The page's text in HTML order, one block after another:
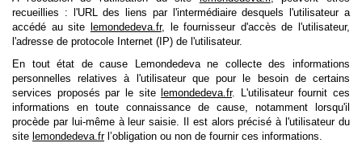
recueillies : l'URL des liens par l'intermédiaire desquels l'utilisateur a
accédé au site lemondedeva.fr, le fournisseur d'accès de l'utilisateur,
l'adresse de protocole Internet (IP) de l'utilisateur.
En tout état de cause Lemondedeva ne collecte des informations
personnelles relatives à l'utilisateur que pour le besoin de certains
services proposés par le sitelemondedeva.fr. L'utilisateur fournit ces
informations en toute connaissance de cause, notamment lorsqu'il
procède par lui-même à leur saisie. Il est alors précisé à l'utilisateur du
site lemondedeva.frl’obligation ou non de fournir ces informations.